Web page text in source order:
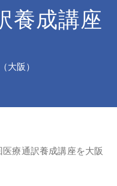
養成講座
大阪）
療通訳養成講座を大阪